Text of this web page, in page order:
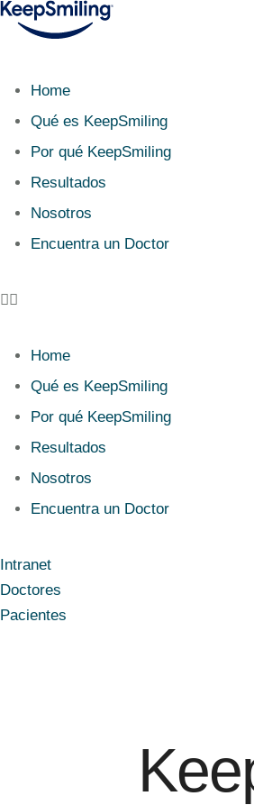
Home
Qué es KeepSmiling
Por qué KeepSmiling
Resultados
Nosotros
Encuentra un Doctor
Home
Qué es KeepSmiling
Por qué KeepSmiling
Resultados
Nosotros
Encuentra un Doctor
Intranet
Doctores
Pacientes